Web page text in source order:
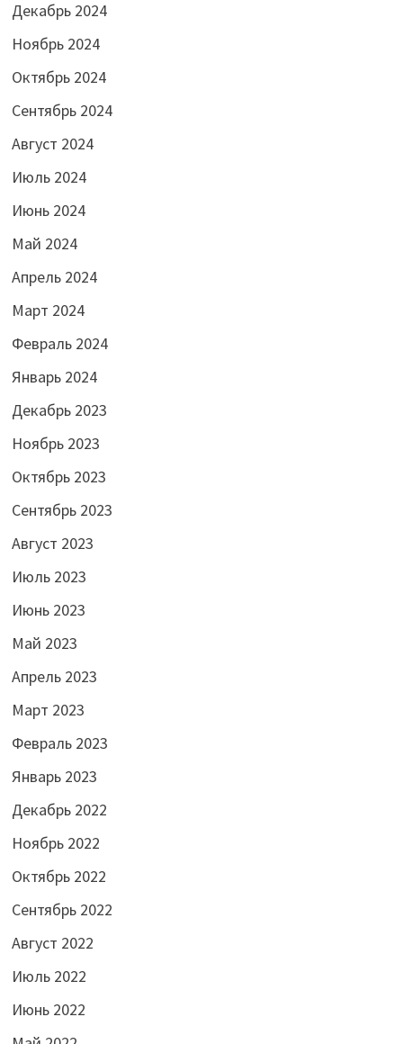
Декабрь 2024
Ноябрь 2024
Октябрь 2024
Сентябрь 2024
Август 2024
Июль 2024
Июнь 2024
Май 2024
Апрель 2024
Март 2024
Февраль 2024
Январь 2024
Декабрь 2023
Ноябрь 2023
Октябрь 2023
Сентябрь 2023
Август 2023
Июль 2023
Июнь 2023
Май 2023
Апрель 2023
Март 2023
Февраль 2023
Январь 2023
Декабрь 2022
Ноябрь 2022
Октябрь 2022
Сентябрь 2022
Август 2022
Июль 2022
Июнь 2022